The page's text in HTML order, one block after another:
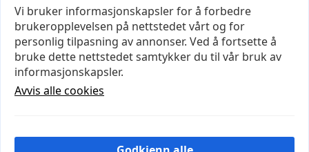
INFORMASJON
OM OSS
KUNDEKLUBB
KONTAKT OSS
KJØPSVILKÅR OG BETINGELSER
PERSONVERN
Vi bruker informasjonskapsler for å forbedre
brukeropplevelsen på nettstedet vårt og for
personlig tilpasning av annonser. Ved å fortsette å
bruke dette nettstedet samtykker du til vår bruk av
informasjonskapsler.
Avvis alle cookies